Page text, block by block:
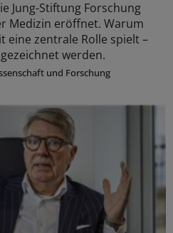
Jung-Stiftung Forschung
Medizin eröffnet. Warum
eine zentrale Rolle spielt –
werden.
und Forschung